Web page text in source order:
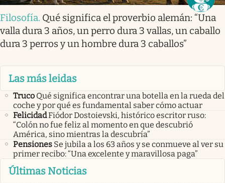
Filosofía. Qué significa el proverbio alemán: “Una
valla dura 3 años, un perro dura 3 vallas, un caballo
dura 3 perros y un hombre dura 3 caballos”
Las más leidas
Truco Qué significa encontrar una botella en la rueda del
coche y por qué es fundamental saber cómo actuar
FelicidadFiódor Dostoievski, histórico escritor ruso:
“Colón no fue feliz al momento en que descubrió
América, sino mientras la descubría”
Pensiones Se jubila a los 63 años y se conmueve al ver su
primer recibo: “Una excelente y maravillosa paga”
Últimas Noticias